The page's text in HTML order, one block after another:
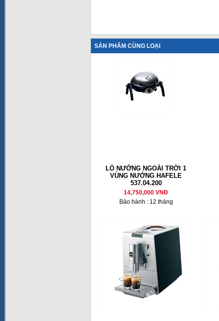
SẢN PHẨM CÙNG LOẠI
LÒ NƯỚNG NGOÀI TRỜI 1
VÙNG NƯỚNG HAFELE
537.04.200
14,750,000 VNĐ
Bảo hành : 12 tháng